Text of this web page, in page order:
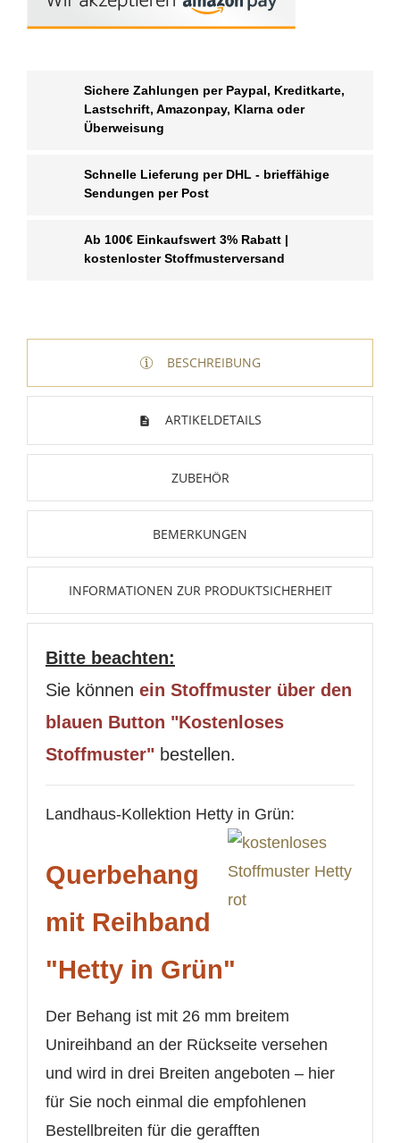
Sichere Zahlungen per Paypal, Kreditkarte,
Lastschrift, Amazonpay, Klarna oder
Überweisung
Schnelle Lieferung per DHL - brieffähige
Sendungen per Post
Ab 100€ Einkaufswert 3% Rabatt |
kostenloster Stoffmusterversand
BESCHREIBUNG
ARTIKELDETAILS
ZUBEHÖR
BEMERKUNGEN
INFORMATIONEN ZUR PRODUKTSICHERHEIT
Bitte beachten:
Sie können ein Stoffmuster über den
blauen Button "Kostenloses
Stoffmuster" bestellen.
Landhaus-Kollektion Hetty in Grün:
Querbehang
mit Reihband
"Hetty in Grün"
Der Behang ist mit 26 mm breitem
Unireihband an der Rückseite versehen
und wird in drei Breiten angeboten – hier
für Sie noch einmal die empfohlenen
Bestellbreiten für die gerafften